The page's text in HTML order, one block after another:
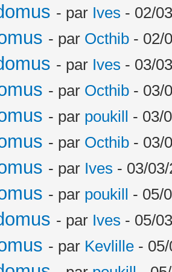
- par Ives - 02/
- par Octhib - 02/
- par Ives - 03/
- par Octhib - 03/
- par poukill - 03/
- par Octhib - 03/
- par Ives - 03/
- par poukill - 05/
- par Ives - 05/
- par Kevlille -